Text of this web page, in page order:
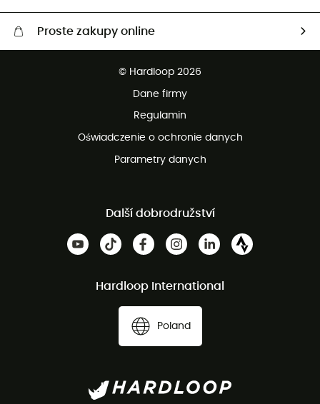
Proste zakupy online
© Hardloop 2026
Dane firmy
Regulamin
Oświadczenie o ochronie danych
Parametry danych
Další dobrodružství
Hardloop International
Poland